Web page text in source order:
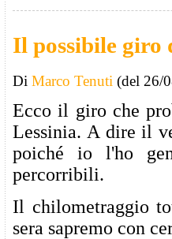
Il possibile giro
Di Marco Tenuti (del 26/
Ecco il giro che
Lessinia. A dire il
poiché io l'ho
percorribili.
Il chilometraggio
sera sapremo con